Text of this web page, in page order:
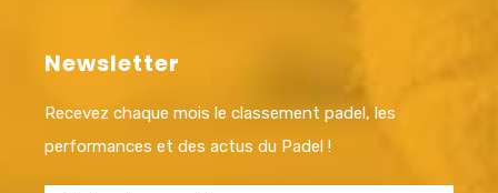
Newsletter
Recevez chaque mois le classement padel, les
performances et des actus du Padel !